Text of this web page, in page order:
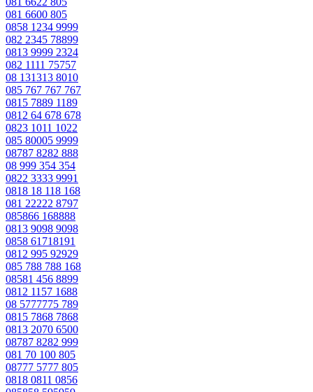
081 6600 805
0858 1234 9999
082 2345 78899
0813 9999 2324
082 1111 75757
08 131313 8010
085 767 767 767
0815 7889 1189
0812 64 678 678
0823 1011 1022
085 80005 9999
08787 8282 888
08 999 354 354
0822 3333 9991
0818 18 118 168
081 22222 8797
085866 168888
0813 9098 9098
0858 61718191
0812 995 92929
085 788 788 168
08581 456 8899
0812 1157 1688
08 5777775 789
0815 7868 7868
0813 2070 6500
08787 8282 999
081 70 100 805
08777 5777 805
0818 0811 0856